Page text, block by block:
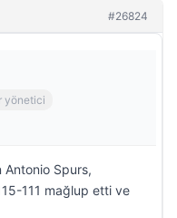
#26824
yönetici
Antonio Spurs,
111 mağlup etti ve